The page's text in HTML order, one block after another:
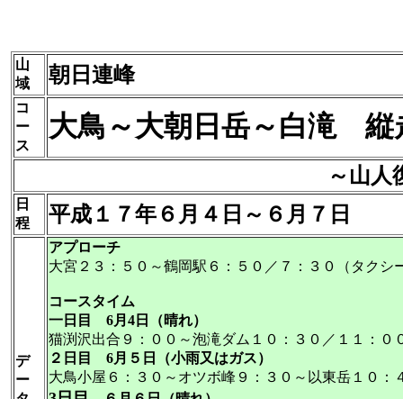
山
域
朝日連峰
コ
ー
ス
大鳥～大朝日岳～白滝 縦
～山人
日
程
平成１７年６月４日～６月７日
デ
ー
アプローチ
大宮２３：５０～鶴岡駅６：５０／７：３０（タクシ
コースタイム
一日目 6月4日（晴れ）
猫渕沢出合９：００～泡滝ダム１０：３０／１１：
２日目 6月５日（小雨又はガス）
大鳥小屋６：３０～オツボ峰９：３０～以東岳１０